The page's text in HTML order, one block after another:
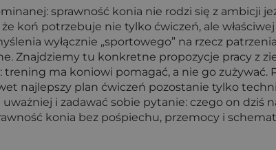
sprawność konia nie rodzi się z ambicji
koń potrzebuje nie tylko ćwiczeń, ale
wyłącznie „sportowego” na rzecz
Znajdziemy tu konkretne propozycje pracy z
ma koniowi pomagać, a nie go zużywać.
najlepszy plan ćwiczeń pozostanie tylko
i zadawać sobie pytanie: czego on dziś
konia bez pośpiechu, przemocy i